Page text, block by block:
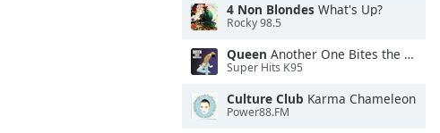
4 Non Blondes What's Up?
Rocky 98.5
Queen Another One Bites the Dust
Super Hits K95
Culture Club Karma Chameleon
Power88.FM